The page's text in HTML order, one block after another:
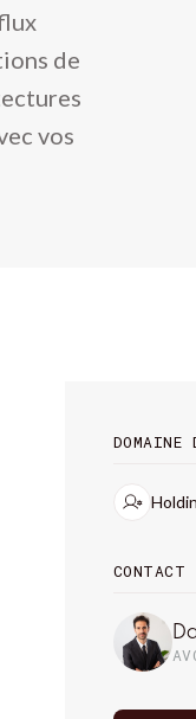
de
vos
DOMAINE
CONTACT